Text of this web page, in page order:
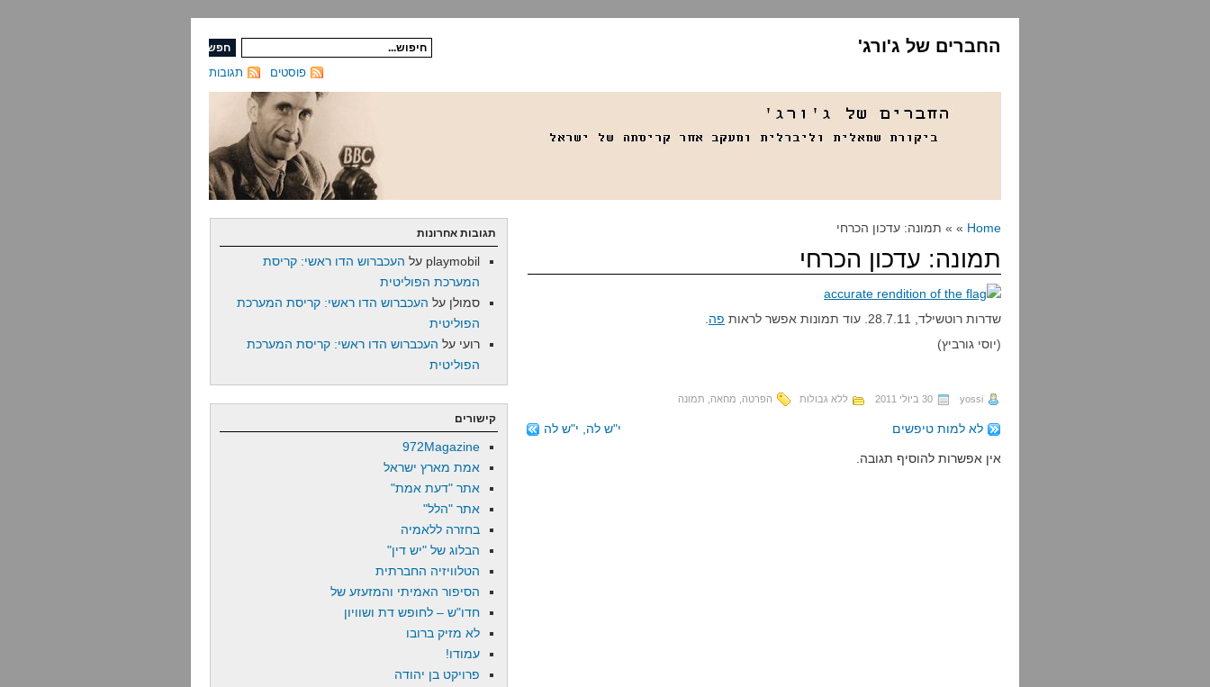
החברים של ג'ורג'
תגובות פוסטים
Home » » תמונה: עדכון הכרחי
תמונה: עדכון הכרחי
שדרות רוטשילד, 28.7.11. עוד תמונות אפשר לראות פה
(יוסי גורביץ)
yossi 30 ביולי 2011 ללא גבולות הפרטה מחאה תמונה
לא למות טיפשים י"ש לה, י"ש לה
אין אפשרות להוסיף תגובה.
תגובות אחרונות
playmobil על העכברוש הדו ראשי: קריסת
המערכת הפוליטית
סמולן על העכברוש הדו ראשי: קריסת המערכת
הפוליטית
רועי על העכברוש הדו ראשי: קריסת המערכת
הפוליטית
קישורים
972Magazine
אמת מארץ ישראל
אתר "דעת אמת"
אתר "הלל"
בחזרה ללאמיה
הבלוג של "יש דין"
הטלוויזיה החברתית
הסיפור האמיתי והמזעזע של
חדו"ש – לחופש דת ושוויון
לא מזיק ברובו
עמודו!
פרויקט בן יהודה